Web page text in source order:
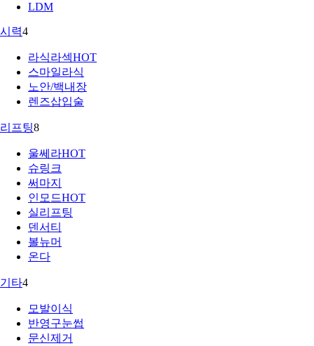
LDM
시력4
라식라섹HOT
스마일라식
노안/백내장
렌즈삽입술
리프팅8
울쎄라HOT
슈링크
써마지
인모드HOT
실리프팅
덴서티
볼뉴머
온다
기타4
모발이식
반영구눈썹
문신제거